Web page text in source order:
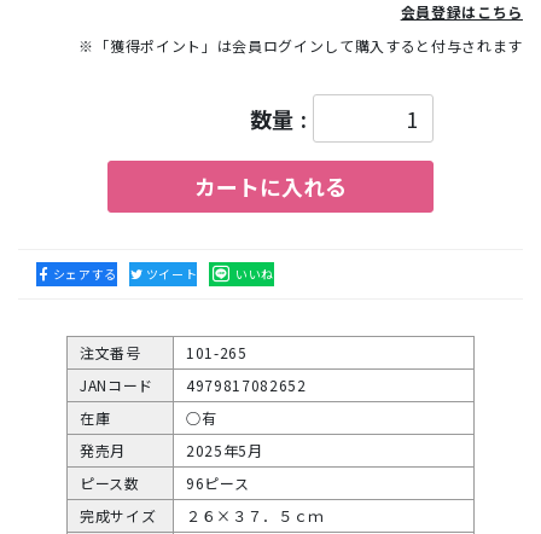
会員登録はこちら
※「獲得ポイント」は会員ログインして購入すると付与されます
数量 :
カートに入れる
シェアする ツイート いいね
注文番号
101-265
JANコード
4979817082652
在庫
○有
発売月
2025年5月
ピース数
96ピース
完成サイズ
２６×３７．５ｃｍ